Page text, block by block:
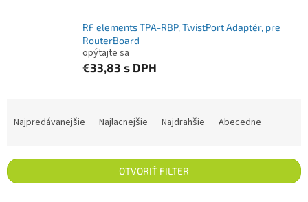
RF elements TPA-RBP, TwistPort Adaptér, pre
RouterBoard
opýtajte sa
€33,83 s DPH
Najpredávanejšie Najlacnejšie Najdrahšie Abecedne
OTVORIŤ FILTER